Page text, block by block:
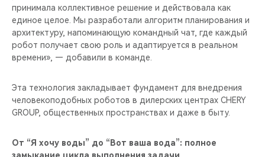
принимала коллективное решение и действовала как
единое целое. Мы разработали алгоритм планирования и
архитектуру, напоминающую командный чат, где каждый
робот получает свою роль и адаптируется в реальном
времени», — добавили в команде.
Эта технология закладывает фундамент для внедрения
человекоподобных роботов в дилерских центрах CHERY
GROUP, общественных пространствах и даже в быту.
От “Я хочу воды” до “Вот ваша вода”: полное
замыкание цикла выполнения задачи